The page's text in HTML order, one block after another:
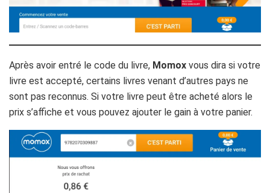
Après avoir entré le code du livre, Momox vous dira si votre
livre est accepté, certains livres venant d’autres pays ne
sont pas reconnus. Si votre livre peut être acheté alors le
prix s’affiche et vous pouvez ajouter le gain à votre panier.